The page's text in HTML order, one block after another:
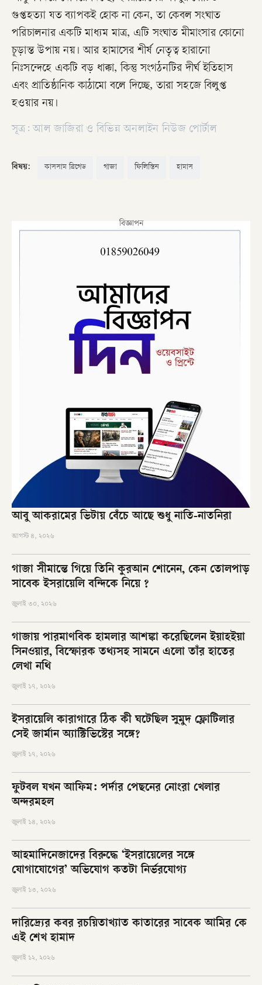
গুপ্তহত্যা যত ব্যাপকই হোক না কেন, তা কেবল সংঘাত
পরিচালনার একটি মাধ্যম মাত্র, এটি সংঘাত মীমাংসার কোনো
চূড়ান্ত উপায় নয়। আর হামাসের শীর্ষ নেতৃত্ব হারানো
নিঃসন্দেহে একটি বড় ধাক্কা, কিন্তু সংগঠনটির দীর্ঘ ইতিহাস
এবং প্রাতিষ্ঠানিক কাঠামো বলে দিচ্ছে, তারা সহজে বিলুপ্ত
হওয়ার নয়।
সূত্র: আল জাজিরা ও বিভিন্ন অনলাইন নিউজ পোর্টাল
বিষয়: কাসসাম ব্রিগেড গাজা ফিলিস্তিন হামাস
বিজ্ঞাপন
আবু আকরামের ভিটায় বেঁচে আছে শুধু নাতি-নাতনিরা
আগস্ট ৪, ২০২৬
গাজা সীমান্তে গিয়ে তিনি কুরআন শোনেন, কেন তোলপাড়
সাবেক ইসরায়েলি বন্দিকে নিয়ে ?
জুলাই ৩০, ২০২৬
গাজায় পারমাণবিক হামলার আশঙ্কা করেছিলেন ইয়াহইয়া
সিনওয়ার, বিস্ফোরক তথ্যসহ সামনে এলো তাঁর হাতের
লেখা নথি
জুলাই ১৭, ২০২৬
ইসরায়েলি কারাগারে ঠিক কী ঘটেছিল সুমুদ ফ্লোটিলার
সেই জার্মান অ্যাক্টিভিস্টের সঙ্গে?
জুলাই ১৭, ২০২৬
ফুটবল যখন আফিম: পর্দার পেছনের নোংরা খেলার
অন্দরমহল
জুলাই ১৪, ২০২৬
আহমাদিনেজাদের বিরুদ্ধে ‘ইসরায়েলের সঙ্গে
যোগাযোগের’ অভিযোগ কতটা নির্ভরযোগ্য
জুলাই ১৩, ২০২৬
দারিদ্র্যের কবর রচয়িতাখ্যাত কাতারের সাবেক আমির কে
এই শেখ হামাদ
জুলাই ১২, ২০২৬